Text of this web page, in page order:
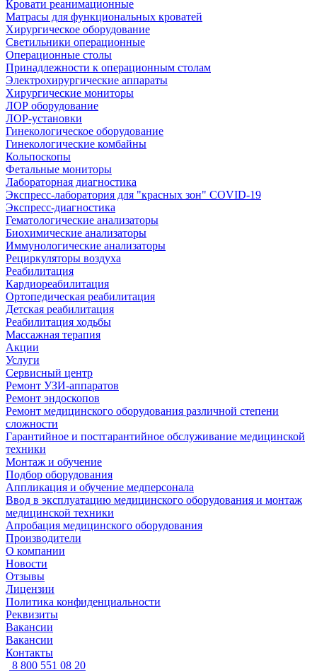
Кровати реанимационные
Матрасы для функциональных кроватей
Хирургическое оборудование
Светильники операционные
Операционные столы
Принадлежности к операционным столам
Электрохирургические аппараты
Хирургические мониторы
ЛОР оборудование
ЛОР-установки
Гинекологическое оборудование
Гинекологические комбайны
Кольпоскопы
Фетальные мониторы
Лабораторная диагностика
Экспресс-лаборатория для "красных зон" COVID-19
Экспресс-диагностика
Гематологические анализаторы
Биохимические анализаторы
Иммунологические анализаторы
Рециркуляторы воздуха
Реабилитация
Кардиореабилитация
Ортопедическая реабилитация
Детская реабилитация
Реабилитация ходьбы
Массажная терапия
Акции
Услуги
Сервисный центр
Ремонт УЗИ-аппаратов
Ремонт эндоскопов
Ремонт медицинского оборудования различной степени
сложности
Гарантийное и постгарантийное обслуживание медицинской
техники
Монтаж и обучение
Подбор оборудования
Аппликация и обучение медперсонала
Ввод в эксплуатацию медицинского оборудования и монтаж
медицинской техники
Апробация медицинского оборудования
Производители
О компании
Новости
Отзывы
Лицензии
Политика конфиденциальности
Реквизиты
Вакансии
Вакансии
Контакты
8 800 551 08 20